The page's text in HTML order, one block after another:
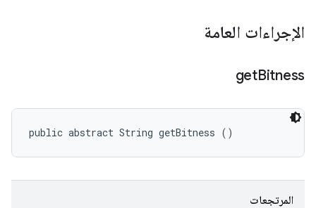
الإجراءات العامة
getBitness
public abstract String getBitness ()
المرتجعات